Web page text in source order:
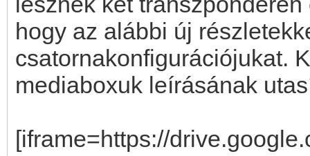
hogy az alábbi új
csatornakonfigurációjukat.
mediaboxuk leírásának
[iframe=https://